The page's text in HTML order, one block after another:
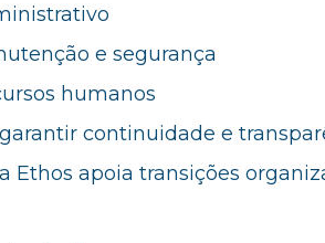
e segurança
humanos
continuidade e
Ethos apoia transições